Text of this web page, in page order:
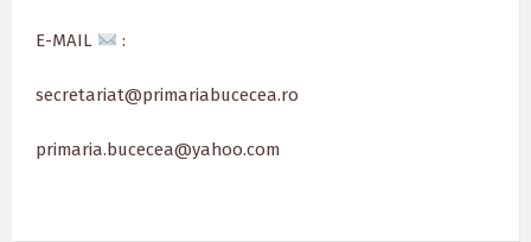
E-MAIL :
secretariat@primariabucecea.ro
primaria.bucecea@yahoo.com